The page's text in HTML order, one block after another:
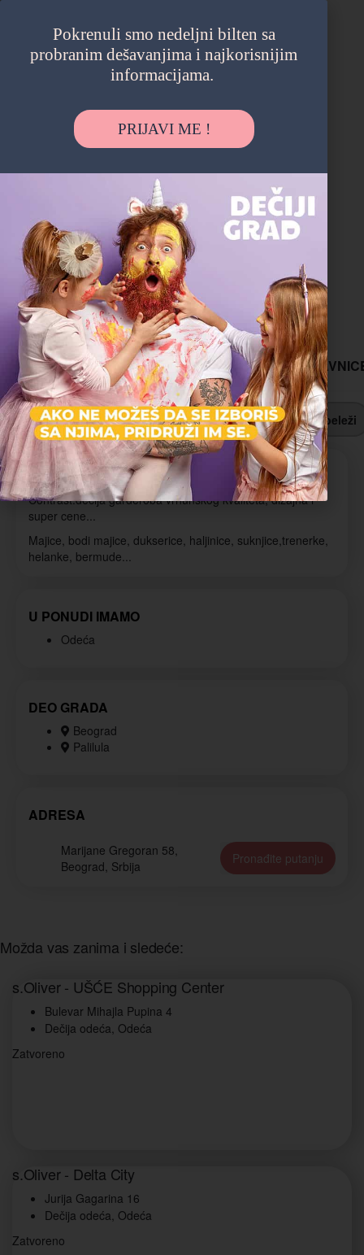
Contrast - Palilula
Prodavnica dečije odeće
Adresa
Marijane Gregoran 58, Beograd, Srbija
Pronadjite na mapi
O NAMA PONUDE NAŠE
Pronađi putanju Ostavi recenziju Obeleži
O NAMA
Contrast:dečija garderoba vrhunskog kvaliteta, dizajna i
super cene...
Majice, bodi majice, dukserice, haljinice, suknjice,trenerke,
helanke, bermude...
U PONUDI IMAMO
Odeća
DEO GRADA
Beograd
Palilula
ADRESA
Marijane Gregoran 58,
Beograd, Srbija
Pronađite putanju
Možda vas zanima i sledeće:
s.Oliver - UŠĆE Shopping Center
Bulevar Mihajla Pupina 4
Dečija odeća, Odeća
Zatvoreno
s.Oliver - Delta City
Jurija Gagarina 16
Dečija odeća, Odeća
Zatvoreno
Pokrenuli smo nedeljni bilten sa
probranim dešavanjima i najkorisnijim
informacijama.
PRIJAVI ME !